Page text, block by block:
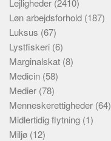
Lejligheder (2410)
Løn arbejdsforhold (187)
Luksus (67)
Lystfiskeri (6)
Marginalskat (8)
Medicin (58)
Medier (78)
Menneskerettigheder (64)
Midlertidig flytning (1)
Miljø (12)